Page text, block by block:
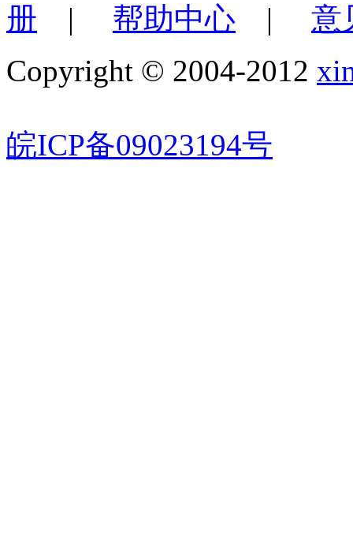
册 | 帮助中心 | 意
Copyright © 2004-2012
皖ICP备09023194号